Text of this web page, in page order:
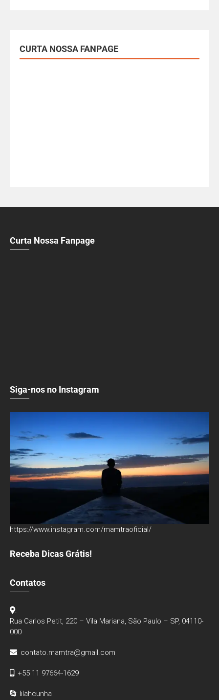
CURTA NOSSA FANPAGE
Curta Nossa Fanpage
Siga-nos no Instagram
https://www.instagram.com/mamtraoficial/
Receba Dicas Grátis!
Contatos
:
Rua Carlos Petit, 220 – Vila Mariana, São Paulo – SP, 04110-
000
: contato.mamtra@gmail.com
: +55 11 97664-1629
: lilahcunha